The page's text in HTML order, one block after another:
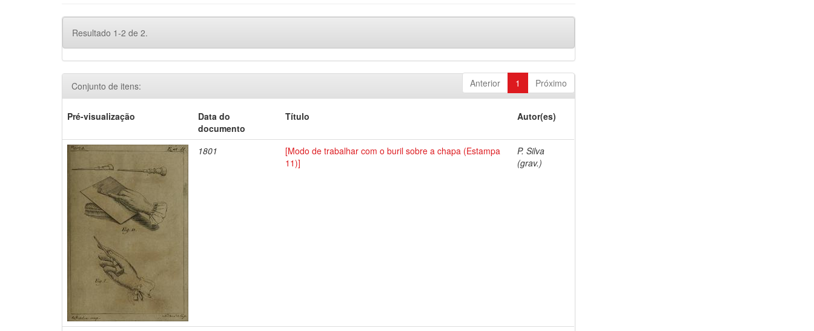
Resultado 1-2 de 2.
Anterior 1 Próximo
Conjunto de itens:
Pré-visualização
Data do
documento
Título Autor(es)
1801
[Modo de trabalhar com o buril sobre a chapa (Estampa
11)]
P. Silva
(grav.)